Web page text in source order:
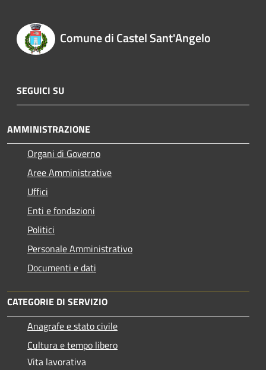
Comune di Castel Sant'Angelo
SEGUICI SU
AMMINISTRAZIONE
Organi di Governo
Aree Amministrative
Uffici
Enti e fondazioni
Politici
Personale Amministrativo
Documenti e dati
CATEGORIE DI SERVIZIO
Anagrafe e stato civile
Cultura e tempo libero
Vita lavorativa